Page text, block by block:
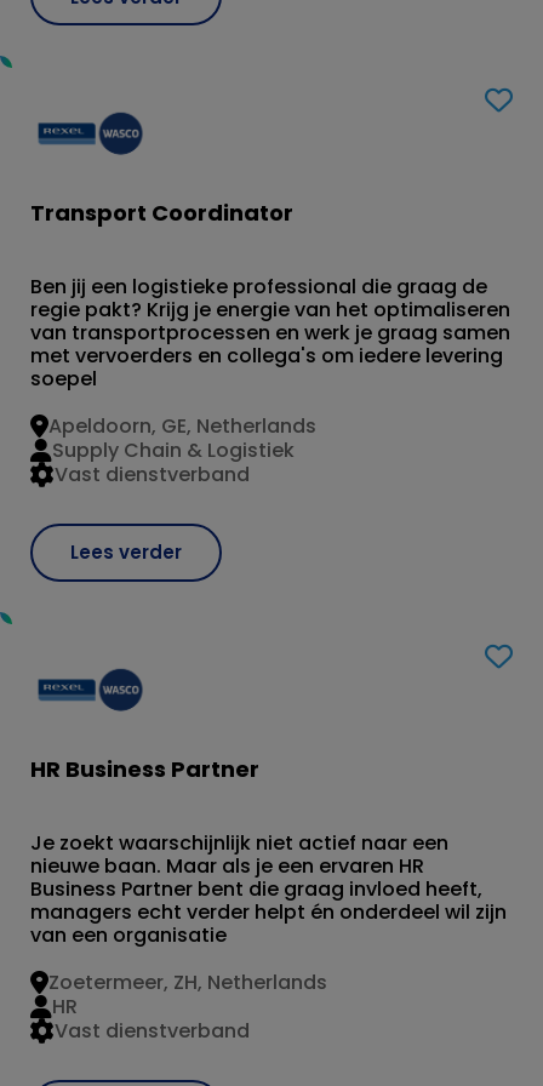
Transport Coordinator
Ben jij een logistieke professional die graag de
regie pakt? Krijg je energie van het optimaliseren
van transportprocessen en werk je graag samen
met vervoerders en collega's om iedere levering
soepel
Lees verder
Apeldoorn, GE, Netherlands
Vast dienstverband
Supply Chain & Logistiek
HR Business Partner
Je zoekt waarschijnlijk niet actief naar een
nieuwe baan. Maar als je een ervaren HR
Business Partner bent die graag invloed heeft,
managers echt verder helpt én onderdeel wil zijn
van een organisatie
Zoetermeer, ZH, Netherlands
Vast dienstverband
HR